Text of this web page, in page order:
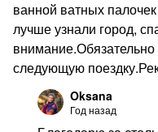
ванной ватных
лучше узнали город,
следующую
Oksana
Год назад